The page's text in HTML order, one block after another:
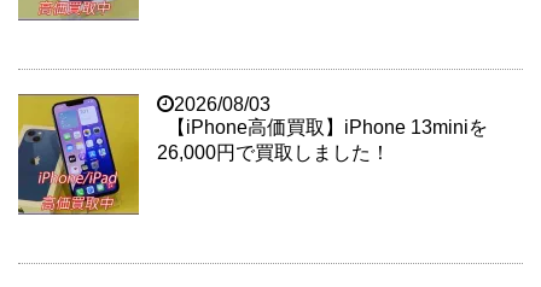
2026/08/03
【iPhone高価買取】iPhone 13miniを
26,000円で買取しました！